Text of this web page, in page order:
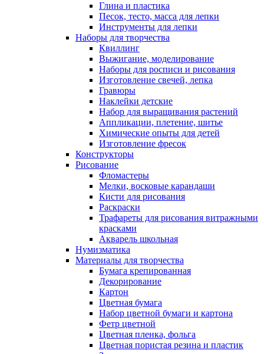
Глина и пластика
Песок, тесто, масса для лепки
Инструменты для лепки
Наборы для творчества
Квиллинг
Выжигание, моделирование
Наборы для росписи и рисования
Изготовление свечей, лепка
Гравюры
Наклейки детские
Набор для выращивания растений
Аппликации, плетение, шитье
Химические опыты для детей
Изготовление фресок
Конструкторы
Рисование
Фломастеры
Мелки, восковые карандаши
Кисти для рисования
Раскраски
Трафареты для рисования витражными
красками
Акварель школьная
Нумизматика
Материалы для творчества
Бумага крепированная
Декорирование
Картон
Цветная бумага
Набор цветной бумаги и картона
Фетр цветной
Цветная пленка, фольга
Цветная пористая резина и пластик